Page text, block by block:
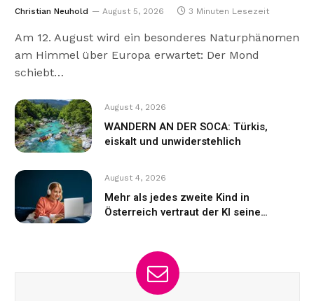
Christian Neuhold August 5, 2026 3 Minuten Lesezeit
Am 12. August wird ein besonderes Naturphänomen
am Himmel über Europa erwartet: Der Mond
schiebt…
August 4, 2026
WANDERN AN DER SOCA: Türkis,
eiskalt und unwiderstehlich
August 4, 2026
Mehr als jedes zweite Kind in
Österreich vertraut der KI seine